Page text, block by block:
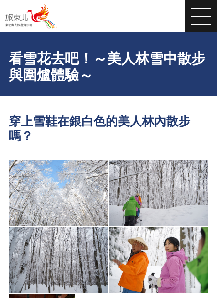
看雪花去吧！～美人林雪中散步
與圍爐體驗～
穿上雪鞋在銀白色的美人林內散步
嗎？